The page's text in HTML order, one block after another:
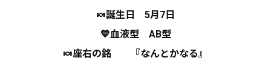
🍬誕生日 5月7日
💙血液型 AB型
🍬座右の銘
『なんとかなる』